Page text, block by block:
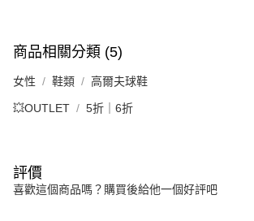
商品相關分類 (5)
女性 鞋類 高爾夫球鞋
💥OUTLET 5折｜6折
評價
喜歡這個商品嗎？購買後給他一個好評吧